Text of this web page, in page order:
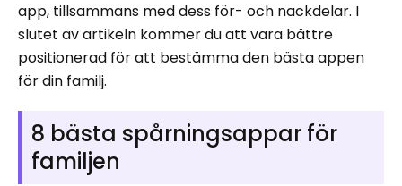
app, tillsammans med dess för- och nackdelar. I
slutet av artikeln kommer du att vara bättre
positionerad för att bestämma den bästa appen
för din familj.
8 bästa spårningsappar för
familjen